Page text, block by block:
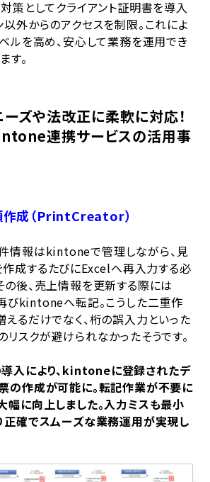
対策としてクライアント証明書を導入
以外からのアクセスを制限。これによ
ベルを高め、安心して業務を運用でき
す。
ズや法改正に柔軟に対応！
連携サービスの活用事
成（PrintCreator）
情報はkintoneで管理しながら、見
成するたびにExcelへ再入力する必
の後、売上情報を更新する際には
びkintoneへ転記。こうした二重作
えるだけでなく、桁の誤入力といった
リスクが避けられなかったそうです。
により、kintoneに登録されたデ
の作成が可能に。転記作業が不要に
幅に向上しました。入力ミスも最小
正確でスムーズな業務運用が実現し